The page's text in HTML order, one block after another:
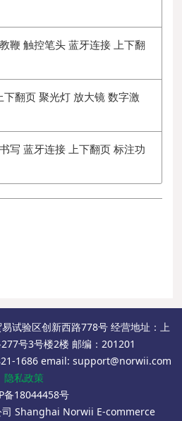
鞭 触控笔头 蓝牙连接 上下翻
下翻页 聚光灯 放大镜 数字激
写 蓝牙连接 上下翻页 标注功
试验区创新西路778号 经营地址：上
号3号楼2楼 邮编：201201
1686 email: support@norwii.com
隐私政策
备18044458号
司 Shanghai Norwii E-commerce